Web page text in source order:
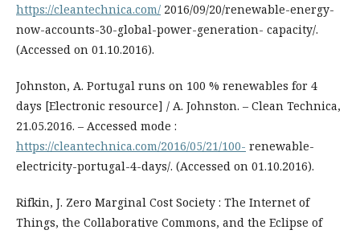
https://cleantechnica.com/ 2016/09/20/renewable-energy-
now-accounts-30-global-power-generation- capacity/.
(Accessed on 01.10.2016).
Johnston, A. Portugal runs on 100 % renewables for 4
days [Electronic resource] / A. Johnston. – Clean Technica,
21.05.2016. – Accessed mode :
https://cleantechnica.com/2016/05/21/100- renewable-
electricity-portugal-4-days/. (Accessed on 01.10.2016).
Rifkin, J. Zero Marginal Cost Society : The Internet of
Things, the Collaborative Commons, and the Eclipse of